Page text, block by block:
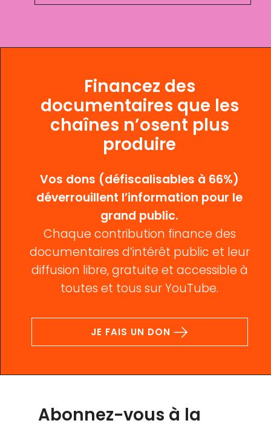
Financez des
documentaires que les
chaînes n’osent plus
produire
Vos dons (défiscalisables à 66%)
déverrouillent l’information pour le
grand public.
Chaque contribution finance des
documentaires d’intérêt public et leur
diffusion libre, gratuite et accessible à
toutes et tous sur YouTube.
JE FAIS UN DON
Abonnez-vous à la